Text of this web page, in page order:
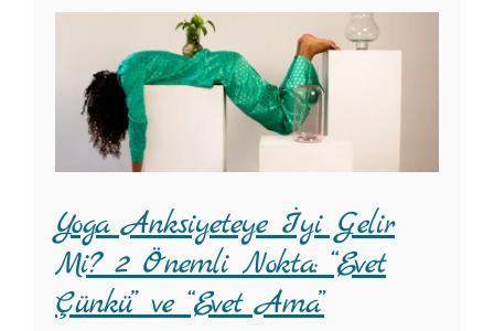
Yoga Anksiyeteye İyi Gelir
Mi? 2 Önemli Nokta: “Evet
Çünkü” ve “Evet Ama”